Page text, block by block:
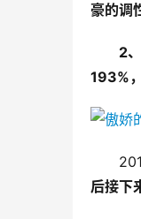
豪的调
2
193%
后接下